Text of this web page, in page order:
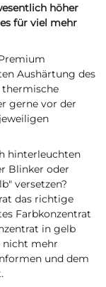
höher
für viel mehr
Aushärtung des
thermische
gerne vor der
hinterleuchten
Blinker oder
versetzen?
das richtige
Farbkonzentrat
in gelb
nicht mehr
und dem